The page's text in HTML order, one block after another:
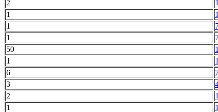
2
1
1
1
50
1
6
3
2
1